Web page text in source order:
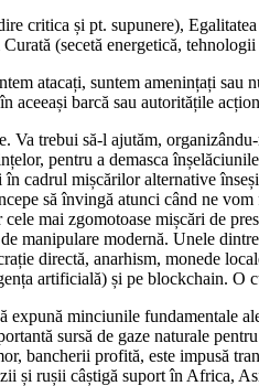
critica și pt. supunere),
(secetă energetică,
atacați, suntem amenințați
aceeași barcă sau autoritățile
Va trebui să-l ajutăm,
pentru a demasca
cadrul mișcărilor alternative
să învingă atunci când ne
mai zgomotoase mișcări de
manipulare modernă. Unele
directă, anarhism, monede
artificială) și pe blockchain. O
expună minciunile fundamentale
sursă de gaze naturale
bancherii profită, este impusă
și rușii câștigă suport în Africa,